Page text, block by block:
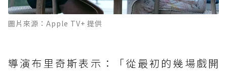
圖片來源：Apple TV+ 提供
導演布里奇斯表示：「從最初的幾場戲開